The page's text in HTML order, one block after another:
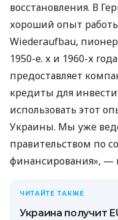
восстановления. В
хороший опыт
Wiederaufbau,
1950-е. х и 1960-х
предоставляет
кредиты для
использовать этот
Украины. Мы уже
правительством по
финансирования», —
ЧИТАЙТЕ ТАКЖЕ
Украина получит